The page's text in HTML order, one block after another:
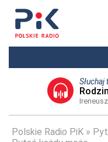
Słuchaj
Polskie Radio PiK